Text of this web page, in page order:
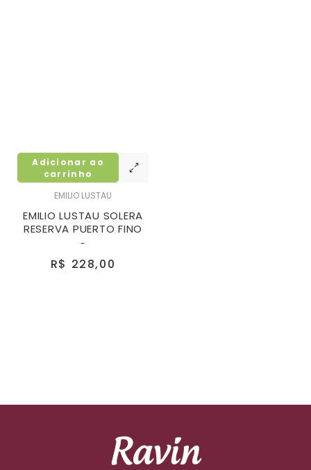
EMILIO LUSTAU
EMILIO LUSTAU SOLERA
RESERVA PUERTO FINO
-
R$ 228,00
Adicionar ao
carrinho